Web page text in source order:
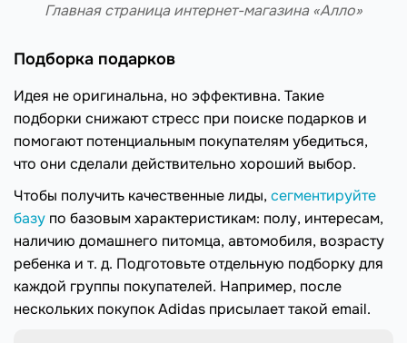
Главная страница интернет-магазина «Алло»
Подборка подарков
Идея не оригинальна, но эффективна. Такие
подборки снижают стресс при поиске подарков и
помогают потенциальным покупателям убедиться,
что они сделали действительно хороший выбор.
Чтобы получить качественные лиды, сегментируйте
базу по базовым характеристикам: полу, интересам,
наличию домашнего питомца, автомобиля, возрасту
ребенка и т. д. Подготовьте отдельную подборку для
каждой группы покупателей. Например, после
нескольких покупок Adidas присылает такой email.